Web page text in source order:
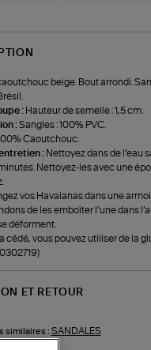
beige. Bout arrondi.
: Hauteur de semelle : 1,5 cm.
:‍Sangles : 100% PVC.
Caoutchouc.
: Nettoyez dans de l’eau
Nettoyez-les avec une
vos Havaianas dans une
de les emboîter l’une dans
déforment.
cédé, vous pouvez utiliser de la
ET RETOUR
similaires : SANDALES